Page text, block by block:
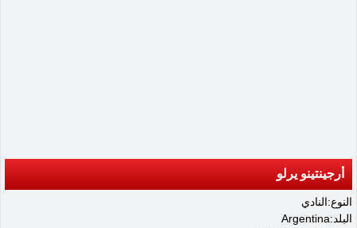
أرجينتينو يرلو
النوع:النادي
البلد:Argentina